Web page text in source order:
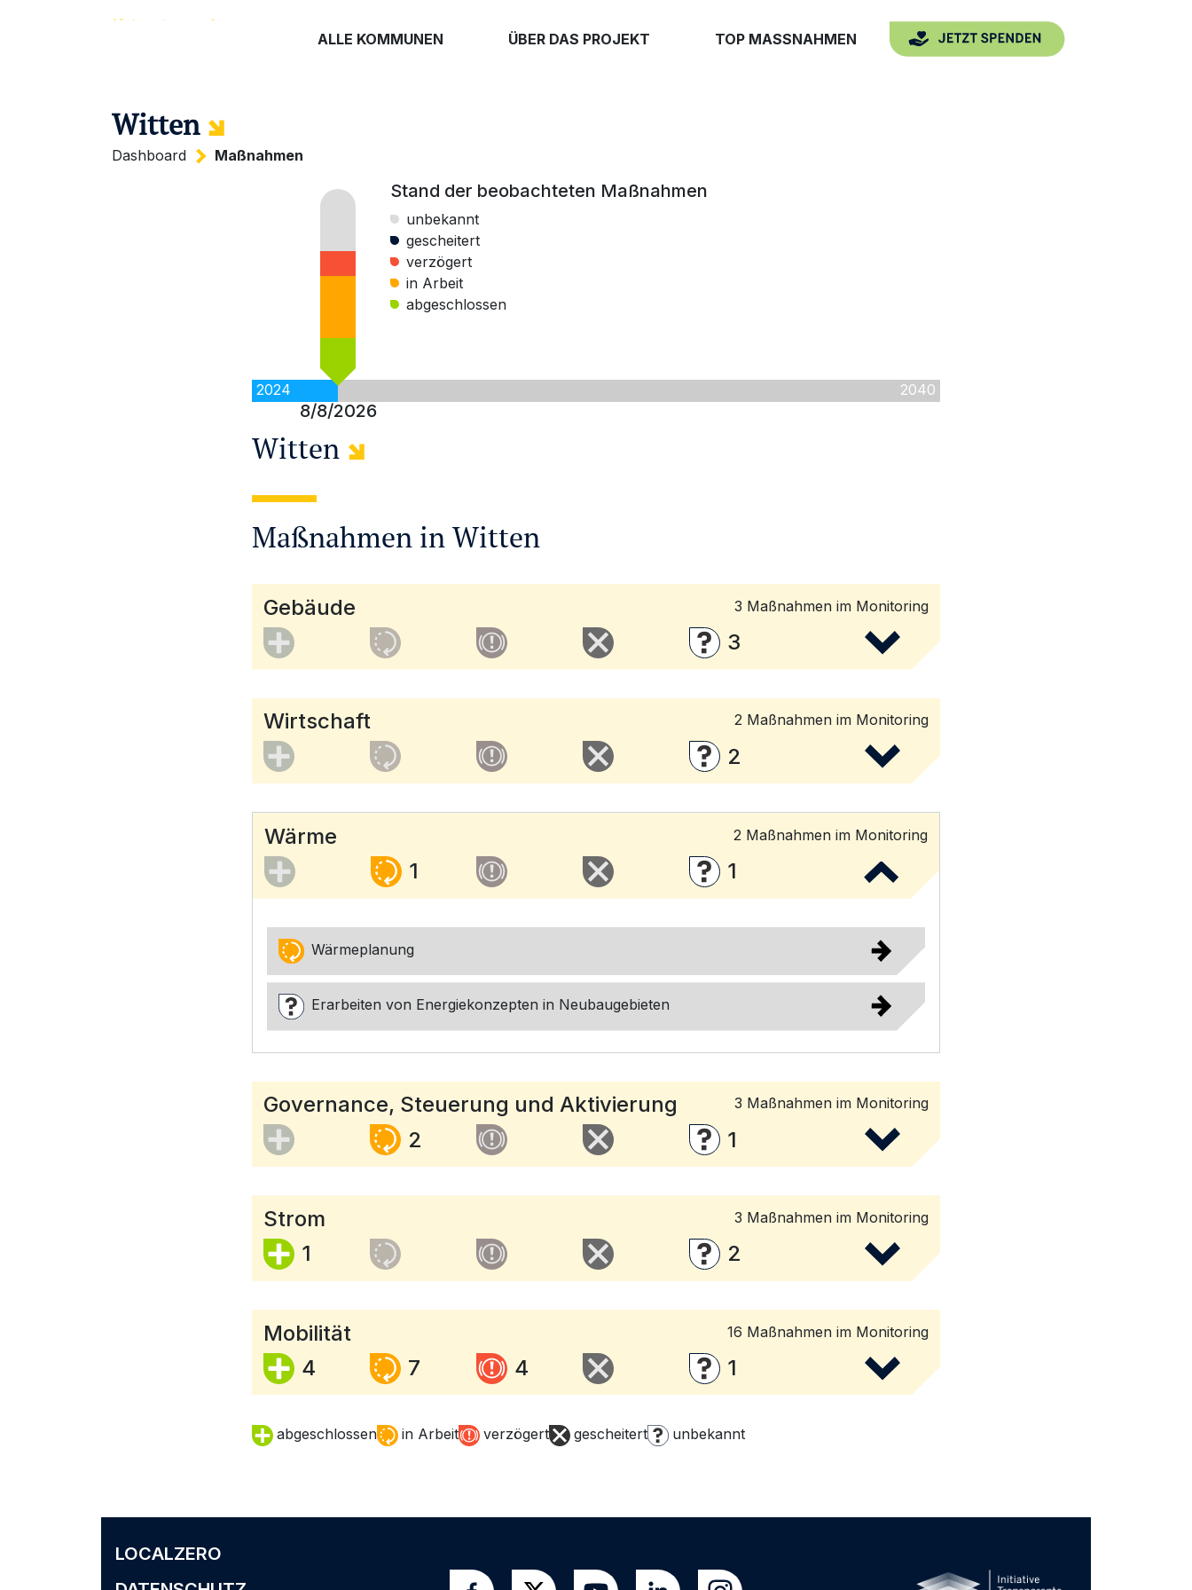
ALLE KOMMUNEN ÜBER DAS PROJEKT TOP MASSNAHMEN
Witten
Dashboard Maßnahmen
2024 2040
8/8/2026
Stand der beobachteten Maßnahmen
unbekannt
gescheitert
verzögert
in Arbeit
abgeschlossen
Witten
Maßnahmen inWitten
Gebäude 3 Maßnahmen im Monitoring
3
Wirtschaft 2 Maßnahmen im Monitoring
2
Wärme 2 Maßnahmen im Monitoring
1 1
Wärmeplanung
Erarbeiten von Energiekonzepten in Neubaugebieten
Governance, Steuerung und Aktivierung 3 Maßnahmen im Monitoring
2 1
Strom 3 Maßnahmen im Monitoring
1 2
Mobilität 16 Maßnahmen im Monitoring
4 7 4 1
abgeschlossen in Arbeit verzögert gescheitert unbekannt
LOCALZERO